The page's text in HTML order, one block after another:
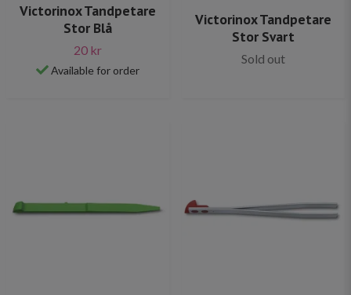
Victorinox Tandpetare
Stor Blå
20 kr
Available for order
Victorinox Tandpetare
Stor Svart
Sold out